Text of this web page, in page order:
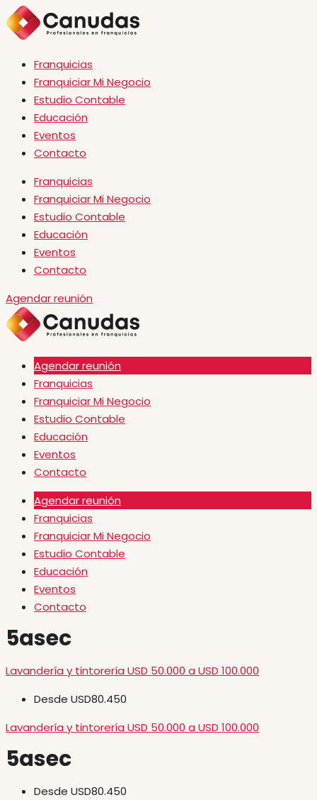
Franquicias
Franquiciar Mi Negocio
Estudio Contable
Educación
Eventos
Contacto
Franquicias
Franquiciar Mi Negocio
Estudio Contable
Educación
Eventos
Contacto
Agendar reunión
Agendar reunión
Franquicias
Franquiciar Mi Negocio
Estudio Contable
Educación
Eventos
Contacto
Agendar reunión
Franquicias
Franquiciar Mi Negocio
Estudio Contable
Educación
Eventos
Contacto
5asec
Lavandería y tintorería USD 50.000 a USD 100.000
Desde USD80.450
Lavandería y tintorería USD 50.000 a USD 100.000
5asec
Desde USD80.450